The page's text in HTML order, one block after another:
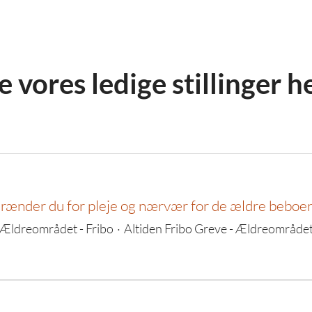
vores ledige stillinger
du for pleje og nærvær for de ældre
- Fribo · Altiden Fribo Greve -